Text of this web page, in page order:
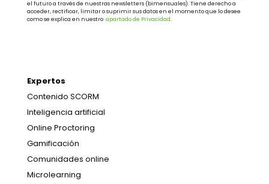
el futuro a través de nuestras newsletters (bimensuales). Tiene derecho a
acceder, rectificar, limitar o suprimir sus datos en el momento que lo desee
como se explica en nuestro apartado de Privacidad.
Expertos
Contenido SCORM
Inteligencia artificial
Online Proctoring
Gamificación
Comunidades online
Microlearning